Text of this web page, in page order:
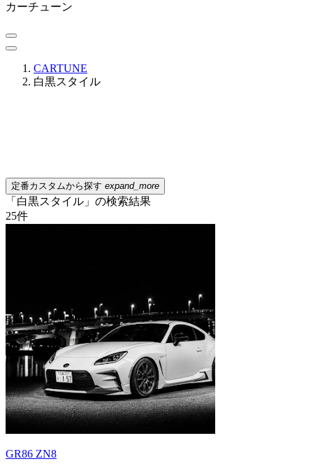
カーチューン
CARTUNE
白黒スタイル
定番カスタムから探す expand_more
「白黒スタイル」の検索結果
25件
GR86 ZN8